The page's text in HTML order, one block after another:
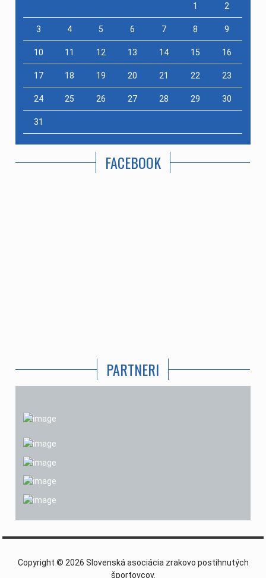
1
2
3 4 5 6 7 8 9
10 11 12 13 14 15 16
17 18 19 20 21 22 23
24 25 26 27 28 29 30
31
FACEBOOK
PARTNERI
Copyright © 2026 Slovenská asociácia zrakovo postihnutých
športovcov.